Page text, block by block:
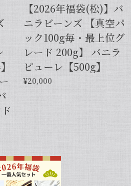
【本数多いほど1本価格がお得！】【サイズだけ訳ありグレード 12cm・バニラビーンズ・5本】
05
した。 バニラの香りも良かっ
す。
をご利用いただきまして、
うございます！こちらこそ
バニラもお試しくださいま
当店を何卒よろしくお願い
。
【2026年福袋(松)】バ
ニラビーンズ 【真空パ
ック100g毎・最上位グ
レード 200g】 バニラ
ピューレ【500g】
¥20,000